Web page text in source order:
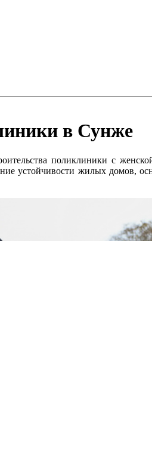
в Сунже
поликлиники с
устойчивости жилых домов,